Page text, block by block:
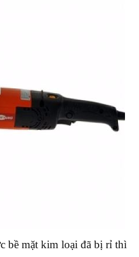
bề mặt kim loại đã bị rỉ thì